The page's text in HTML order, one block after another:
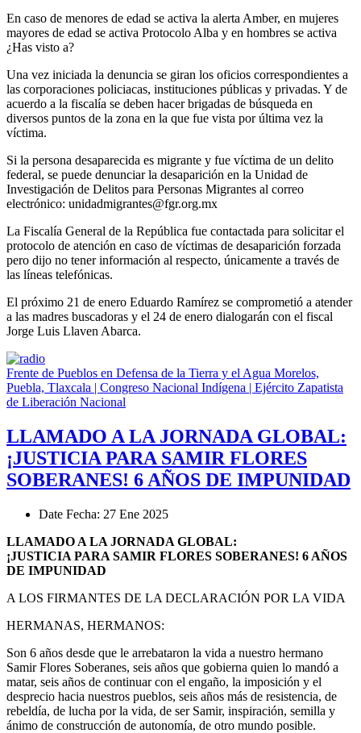
En caso de menores de edad se activa la alerta Amber, en mujeres
mayores de edad se activa Protocolo Alba y en hombres se activa
¿Has visto a?
Una vez iniciada la denuncia se giran los oficios correspondientes a
las corporaciones policiacas, instituciones públicas y privadas. Y de
acuerdo a la fiscalía se deben hacer brigadas de búsqueda en
diversos puntos de la zona en la que fue vista por última vez la
víctima.
Si la persona desaparecida es migrante y fue víctima de un delito
federal, se puede denunciar la desaparición en la Unidad de
Investigación de Delitos para Personas Migrantes al correo
electrónico: unidadmigrantes@fgr.org.mx
La Fiscalía General de la República fue contactada para solicitar el
protocolo de atención en caso de víctimas de desaparición forzada
pero dijo no tener información al respecto, únicamente a través de
las líneas telefónicas.
El próximo 21 de enero Eduardo Ramírez se comprometió a atender
a las madres buscadoras y el 24 de enero dialogarán con el fiscal
Jorge Luis Llaven Abarca.
Frente de Pueblos en Defensa de la Tierra y el Agua Morelos,
Puebla, Tlaxcala | Congreso Nacional Indígena | Ejército Zapatista
de Liberación Nacional
LLAMADO A LA JORNADA GLOBAL:
¡JUSTICIA PARA SAMIR FLORES
SOBERANES! 6 AÑOS DE IMPUNIDAD
Date Fecha: 27 Ene 2025
LLAMADO A LA JORNADA GLOBAL:
¡JUSTICIA PARA SAMIR FLORES SOBERANES! 6 AÑOS
DE IMPUNIDAD
A LOS FIRMANTES DE LA DECLARACIÓN POR LA VIDA
HERMANAS, HERMANOS:
Son 6 años desde que le arrebataron la vida a nuestro hermano
Samir Flores Soberanes, seis años que gobierna quien lo mandó a
matar, seis años de continuar con el engaño, la imposición y el
desprecio hacia nuestros pueblos, seis años más de resistencia, de
rebeldía, de lucha por la vida, de ser Samir, inspiración, semilla y
ánimo de construcción de autonomía, de otro mundo posible.